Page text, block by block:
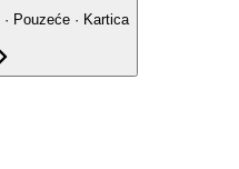
Pouzeće · Kartica